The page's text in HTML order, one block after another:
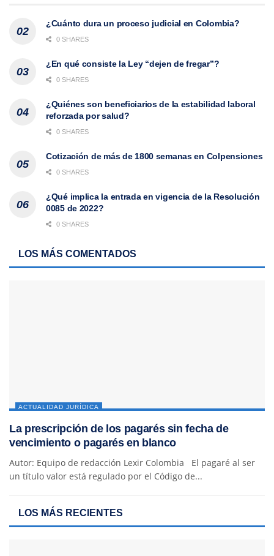
¿Cuánto dura un proceso judicial en Colombia?
0 SHARES
¿En qué consiste la Ley “dejen de fregar”?
0 SHARES
¿Quiénes son beneficiarios de la estabilidad laboral
reforzada por salud?
0 SHARES
Cotización de más de 1800 semanas en Colpensiones
0 SHARES
¿Qué implica la entrada en vigencia de la Resolución
0085 de 2022?
0 SHARES
LOS MÁS COMENTADOS
ACTUALIDAD JURÍDICA
La prescripción de los pagarés sin fecha de
vencimiento o pagarés en blanco
Autor: Equipo de redacción Lexir Colombia El pagaré al ser
un título valor está regulado por el Código de...
LOS MÁS RECIENTES